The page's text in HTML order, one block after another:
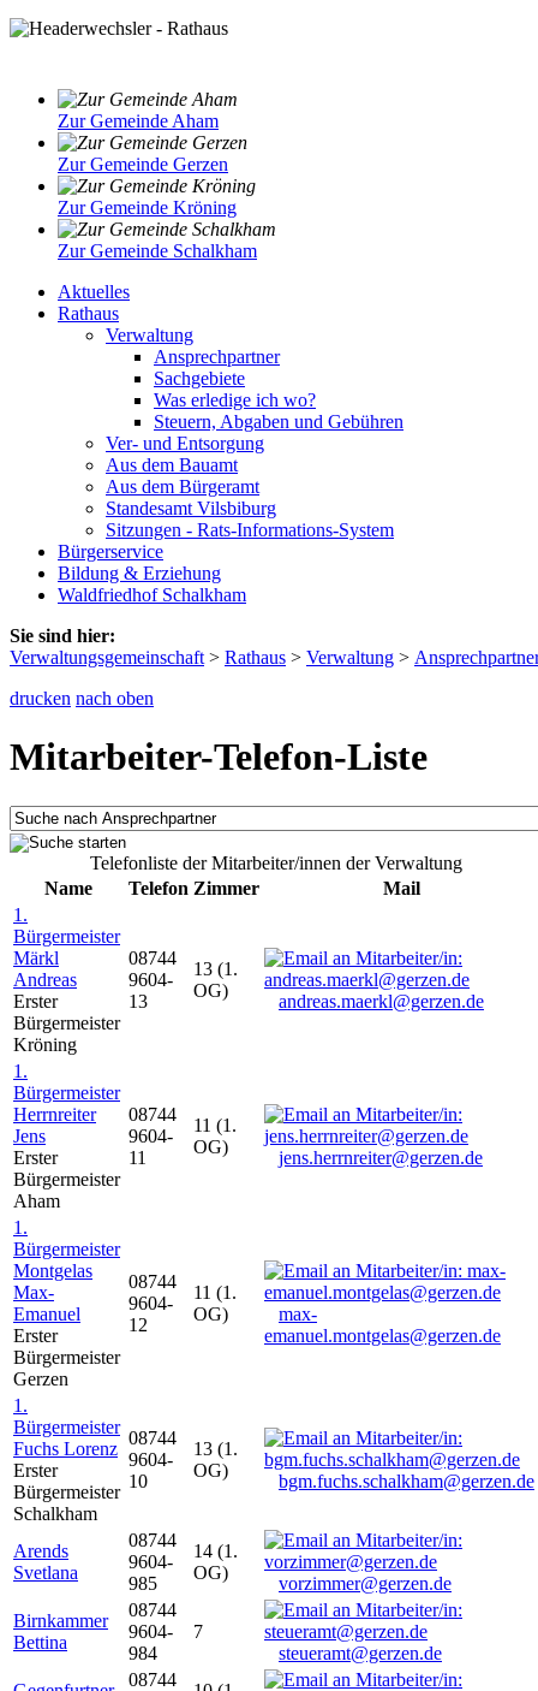
Zur Gemeinde Aham
Zur Gemeinde Gerzen
Zur Gemeinde Kröning
Zur Gemeinde Schalkham
Aktuelles
Rathaus
Verwaltung
Ansprechpartner
Sachgebiete
Was erledige ich wo?
Steuern, Abgaben und Gebühren
Ver- und Entsorgung
Aus dem Bauamt
Aus dem Bürgeramt
Standesamt Vilsbiburg
Sitzungen - Rats-Informations-System
Bürgerservice
Bildung & Erziehung
Waldfriedhof Schalkham
Sie sind hier:
Verwaltungsgemeinschaft > Rathaus > Verwaltung >
drucken nach oben
Mitarbeiter-Telefon-Liste
Telefonliste der Mitarbeiter/innen der Verwaltung
Name
Telefon Zimmer
Mail
1.
Bürgermeister
Märkl
Andreas
Erster
Bürgermeister
Kröning
08744
9604-
13
13 (1.
OG)
andreas.maerkl@gerzen.de
1.
Bürgermeister
Herrnreiter
Jens
Erster
Bürgermeister
Aham
08744
9604-
11
11 (1.
OG)
jens.herrnreiter@gerzen.de
1.
Bürgermeister
Montgelas
Max-
Emanuel
Erster
Bürgermeister
Gerzen
08744
9604-
12
11 (1.
OG)
max-
emanuel.montgelas@gerzen.de
1.
Bürgermeister
Fuchs Lorenz
Erster
Bürgermeister
Schalkham
08744
9604-
10
13 (1.
OG)
bgm.fuchs.schalkham@gerzen.de
Arends
Svetlana
08744
9604-
985
14 (1.
OG)
vorzimmer@gerzen.de
Birnkammer
Bettina
08744
9604-
984
7
steueramt@gerzen.de
08744